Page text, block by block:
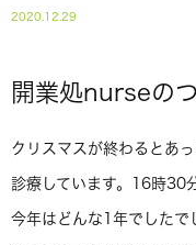
2020.12.29
開業処nurseの
クリスマスが終わるとあ
診療しています。16時30
今年はどんな1年でしたで